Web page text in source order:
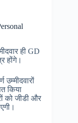
ही GD
होंगे।
उम्मीदवारों
किया
को जीडी और